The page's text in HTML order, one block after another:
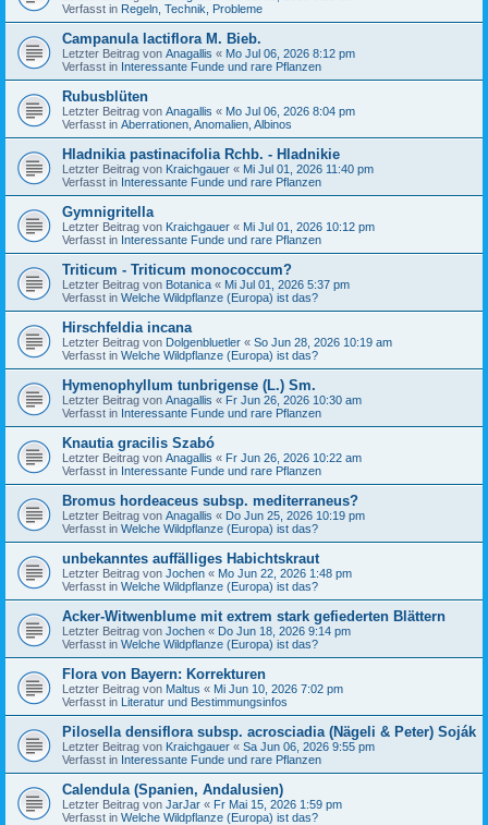
Verfasst in Regeln, Technik, Probleme
Campanula lactiflora M. Bieb.
Letzter Beitrag von Anagallis « Mo Jul 06, 2026 8:12 pm
Verfasst in Interessante Funde und rare Pflanzen
Rubusblüten
Letzter Beitrag von Anagallis « Mo Jul 06, 2026 8:04 pm
Verfasst in Aberrationen, Anomalien, Albinos
Hladnikia pastinacifolia Rchb. - Hladnikie
Letzter Beitrag von Kraichgauer « Mi Jul 01, 2026 11:40 pm
Verfasst in Interessante Funde und rare Pflanzen
Gymnigritella
Letzter Beitrag von Kraichgauer « Mi Jul 01, 2026 10:12 pm
Verfasst in Interessante Funde und rare Pflanzen
Triticum - Triticum monococcum?
Letzter Beitrag von Botanica « Mi Jul 01, 2026 5:37 pm
Verfasst in Welche Wildpflanze (Europa) ist das?
Hirschfeldia incana
Letzter Beitrag von Dolgenbluetler « So Jun 28, 2026 10:19 am
Verfasst in Welche Wildpflanze (Europa) ist das?
Hymenophyllum tunbrigense (L.) Sm.
Letzter Beitrag von Anagallis « Fr Jun 26, 2026 10:30 am
Verfasst in Interessante Funde und rare Pflanzen
Knautia gracilis Szabó
Letzter Beitrag von Anagallis « Fr Jun 26, 2026 10:22 am
Verfasst in Interessante Funde und rare Pflanzen
Bromus hordeaceus subsp. mediterraneus?
Letzter Beitrag von Anagallis « Do Jun 25, 2026 10:19 pm
Verfasst in Welche Wildpflanze (Europa) ist das?
unbekanntes auffälliges Habichtskraut
Letzter Beitrag von Jochen « Mo Jun 22, 2026 1:48 pm
Verfasst in Welche Wildpflanze (Europa) ist das?
Acker-Witwenblume mit extrem stark gefiederten Blättern
Letzter Beitrag von Jochen « Do Jun 18, 2026 9:14 pm
Verfasst in Welche Wildpflanze (Europa) ist das?
Flora von Bayern: Korrekturen
Letzter Beitrag von Maltus « Mi Jun 10, 2026 7:02 pm
Verfasst in Literatur und Bestimmungsinfos
Pilosella densiflora subsp. acrosciadia (Nägeli & Peter) Soják
Letzter Beitrag von Kraichgauer « Sa Jun 06, 2026 9:55 pm
Verfasst in Interessante Funde und rare Pflanzen
Calendula (Spanien, Andalusien)
Letzter Beitrag von JarJar « Fr Mai 15, 2026 1:59 pm
Verfasst in Welche Wildpflanze (Europa) ist das?